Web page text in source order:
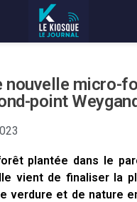
nouvelle micro-
point
plantée dans le
vient de finaliser la
verdure et de nature